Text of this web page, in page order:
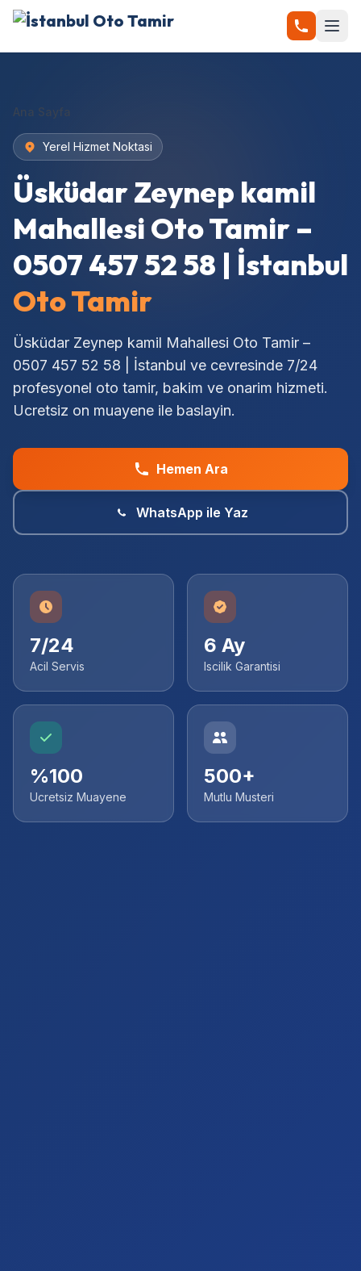
Ana Sayfa
Yerel Hizmet Noktasi
Üsküdar Zeynep kamil
Mahallesi Oto Tamir –
0507 457 52 58 | İstanbul
Oto Tamir
Üsküdar Zeynep kamil Mahallesi Oto Tamir –
0507 457 52 58 | İstanbul ve cevresinde 7/24
profesyonel oto tamir, bakim ve onarim hizmeti.
Ucretsiz on muayene ile baslayin.
Hemen Ara
WhatsApp ile Yaz
7/24
Acil Servis
6 Ay
Iscilik Garantisi
%100
Ucretsiz Muayene
500+
Mutlu Musteri